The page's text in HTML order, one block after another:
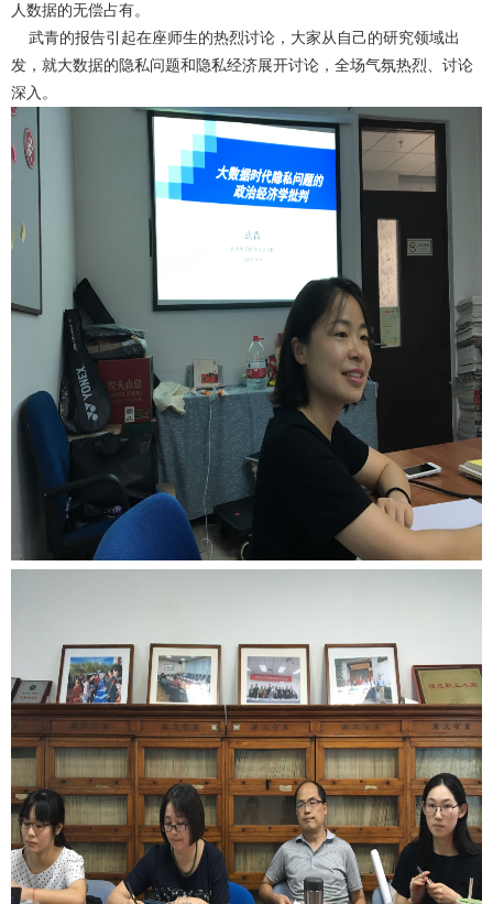
人数据的无偿占有。
武青的报告引起在座师生的热烈讨论，大家从自己的研究领域出
发，就大数据的隐私问题和隐私经济展开讨论，全场气氛热烈、讨论
深入。